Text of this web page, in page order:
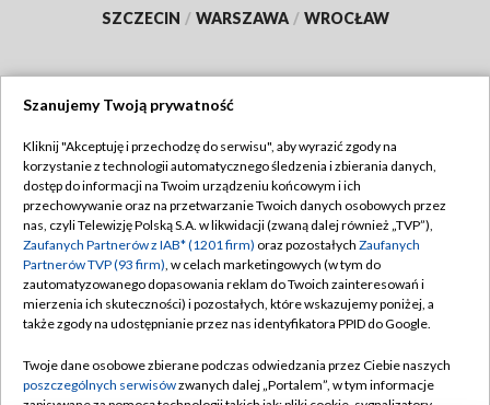
SZCZECIN / WARSZAWA / WROCŁAW
TVP
Abonament TVP
Emisja w TVP
Centrum informacji TVP
Naziemna Telewizja Cyfrowa
Rada Programowa
Regulamin TVP
Polityka prywatności
Moje zgody
Pomoc
Kontakt
Szanujemy Twoją prywatność
Kliknij "Akceptuję i przechodzę do serwisu", aby wyrazić zgody na
korzystanie z technologii automatycznego śledzenia i zbierania danych,
dostęp do informacji na Twoim urządzeniu końcowym i ich
przechowywanie oraz na przetwarzanie Twoich danych osobowych przez
nas, czyli Telewizję Polską S.A. w likwidacji (zwaną dalej również „TVP”),
Zaufanych Partnerów z IAB* (1201 firm) oraz pozostałych Zaufanych
Partnerów TVP (93 firm), w celach marketingowych (w tym do
zautomatyzowanego dopasowania reklam do Twoich zainteresowań i
mierzenia ich skuteczności) i pozostałych, które wskazujemy poniżej, a
także zgody na udostępnianie przez nas identyfikatora PPID do Google.
Twoje dane osobowe zbierane podczas odwiedzania przez Ciebie naszych
poszczególnych serwisówzwanych dalej „Portalem”, w tym informacje